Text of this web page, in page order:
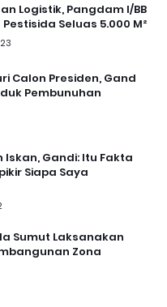
Logistik, Pangdam I/BB
Seluas 5.000 M²
Calon Presiden, Gand
Pembunuhan
Gandi: Itu Fakta
Siapa Saya
Sumut Laksanakan
Zona